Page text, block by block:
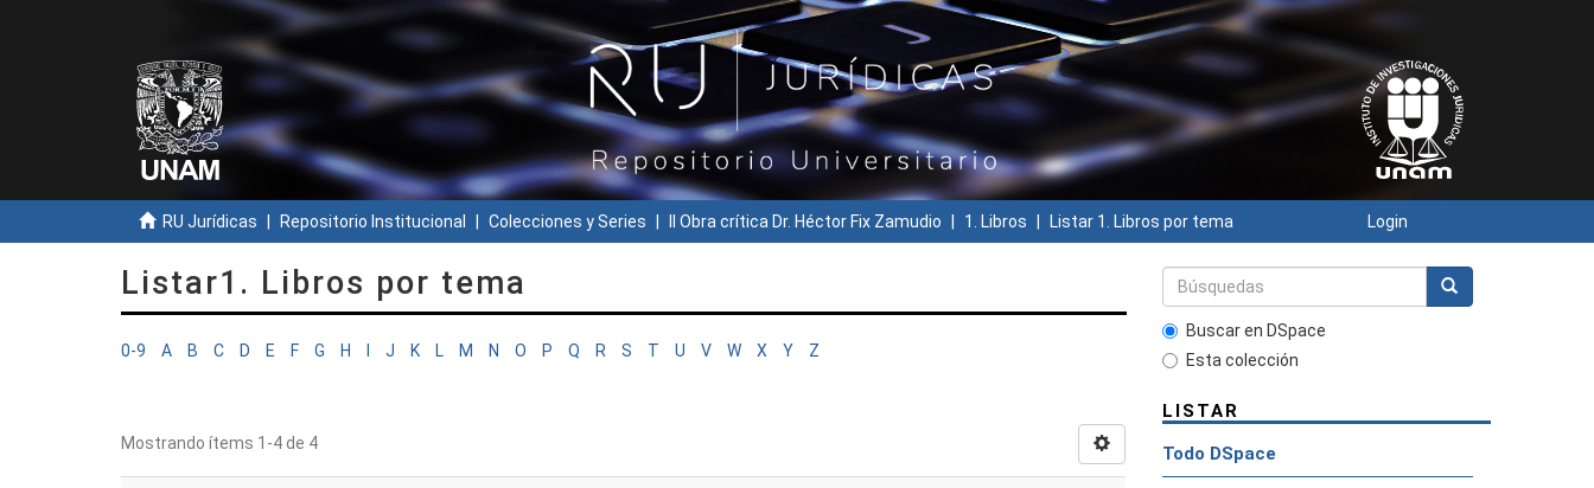
RU Jurídicas Repositorio Institucional Colecciones y Series II Obra crítica Dr. Héctor Fix Zamudio 1. Libros Listar 1. Libros por tema Login
Listar1. Libros por tema
0-9 A B C D E F G H J K L M N O P Q R S T U V W X Y Z
Mostrando ítems 1-4 de 4
Buscar en DSpace
Esta colección
LISTAR
Todo DSpace